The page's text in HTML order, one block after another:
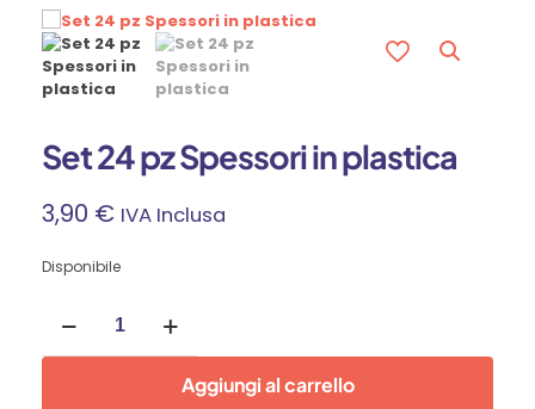
Set 24 pz Spessori in plastica
3,90 € IVA Inclusa
Disponibile
pz
Aggiungi al carrello